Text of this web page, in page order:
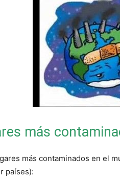
más
más contaminados en el
países):